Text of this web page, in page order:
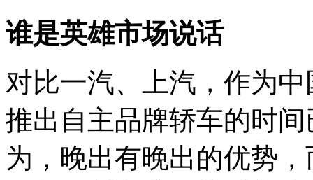
谁是英雄市场说话
对比一汽、上汽，作为
推出自主品牌轿车的时
为，晚出有晚出的优势